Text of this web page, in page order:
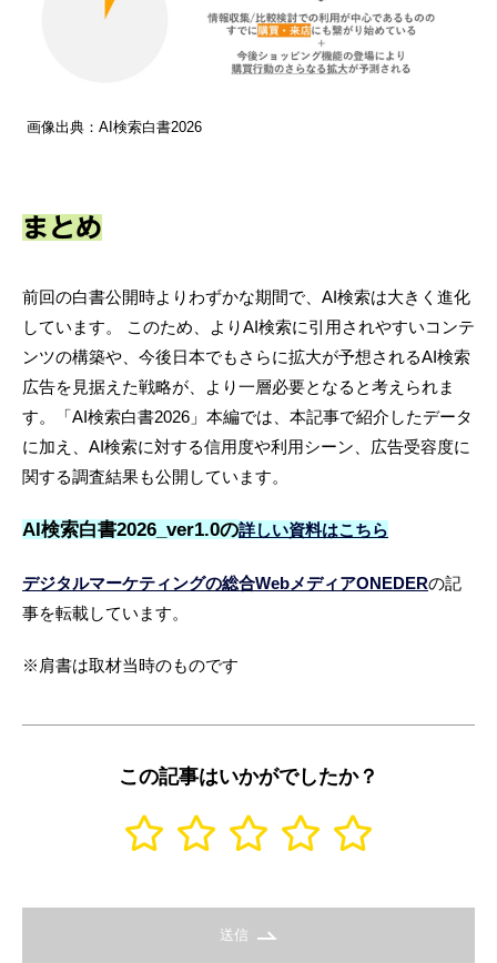
画像出典：AI検索白書2026
まとめ
前回の白書公開時よりわずかな期間で、AI検索は大きく進化
しています。 このため、よりAI検索に引用されやすいコンテ
ンツの構築や、今後日本でもさらに拡大が予想されるAI検索
広告を見据えた戦略が、より一層必要となると考えられま
す。「AI検索白書2026」本編では、本記事で紹介したデータ
に加え、AI検索に対する信用度や利用シーン、広告受容度に
関する調査結果も公開しています。
AI検索白書2026_ver1.0の詳しい資料はこちら
デジタルマーケティングの総合WebメディアONEDERの記
事を転載しています。
※肩書は取材当時のものです
この記事はいかがでしたか？
送信